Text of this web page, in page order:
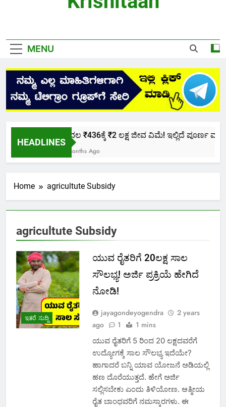
MENU
HEADLINES
ಕೇವಲ ₹436ಕ್ಕೆ ₹2 ಲಕ್ಷ ಜೀವ ವಿಮೆ! ಇಲ್ಲಿದೆ ಪೂರ್ಣ
2 Months Ago
Home agricultute Subsidy
agricultute Subsidy
ಇತರೆ ಸುದ್ದಿ
ಯುವ ರೈತರಿಗೆ 20ಲಕ್ಷ ಸಾಲ
ಸೌಲಭ್ಯ! ಅರ್ಜಿ ಪ್ರಕ್ರಿಯೆ ಹೇಗಿದೆ
ನೋಡಿ!
jayagondeyogendra
2 years
ago
1 1 mins
ಯುವ ರೈತರಿಗೆ 5 ರಿಂದ 20 ಲಕ್ಷದವರೆಗೆ
ಉದ್ಯೋಗಕ್ಕೆ ಸಾಲ ಸೌಲಭ್ಯ ಇದೆಯೇ?
ಹಾಗಾದರೆ ಬನ್ನಿ ಯಾವ ಯೋಜನೆ ಅಡಿಯಲ್ಲಿ
ಹಣ ದೊರೆಯುತ್ತದೆ. ಹೇಗೆ ಅರ್ಜಿ
ಸಲ್ಲಿಸಬೇಕು ಎಂದು ತಿಳಿಯೋಣ. ಆತ್ಮೀಯ
ರೈತ ಬಾಂಧವರಿಗೆ ನಮಸ್ಕಾರಗಳು. ಈ